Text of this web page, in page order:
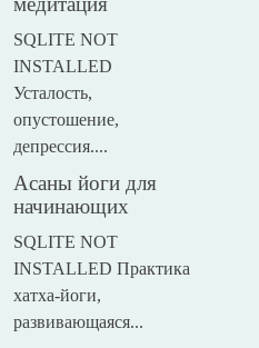
SQLITE NOT
INSTALLED
Усталость,
опустошение,
депрессия....
Асаны йоги для
начинающих
SQLITE NOT
INSTALLED Практика
хатха-йоги,
развивающаяся...